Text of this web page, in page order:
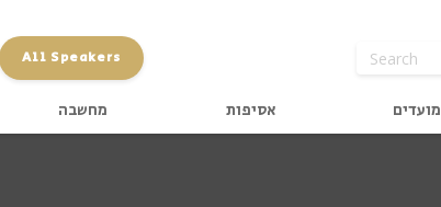
All Speakers
מועדים אסיפות מחשבה